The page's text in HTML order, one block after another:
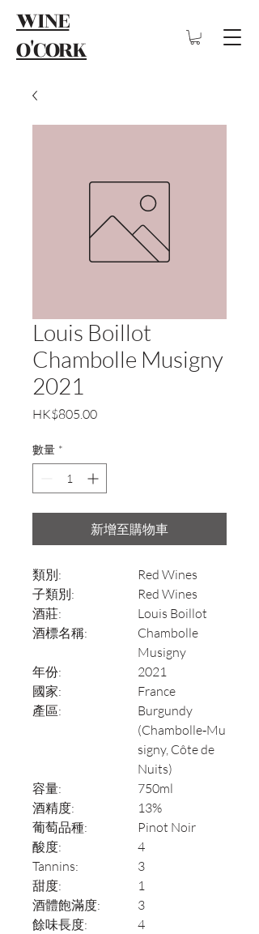
WINE
O'CORK
Louis Boillot
Chambolle Musigny
2021
HK$805.00價
數量 *
新增至購物車
類別:
Red Wines
子類別:
Red Wines
酒莊:
Louis Boillot
酒標名稱:
Chambolle
Musigny
年份:
2021
國家:
France
產區:
Burgundy
(Chambolle‑Mu
signy, Côte de
Nuits)
容量:
750ml
酒精度:
13%
葡萄品種:
Pinot Noir
酸度:
4
Tannins:
3
甜度:
1
酒體飽滿度:
3
餘味長度:
4